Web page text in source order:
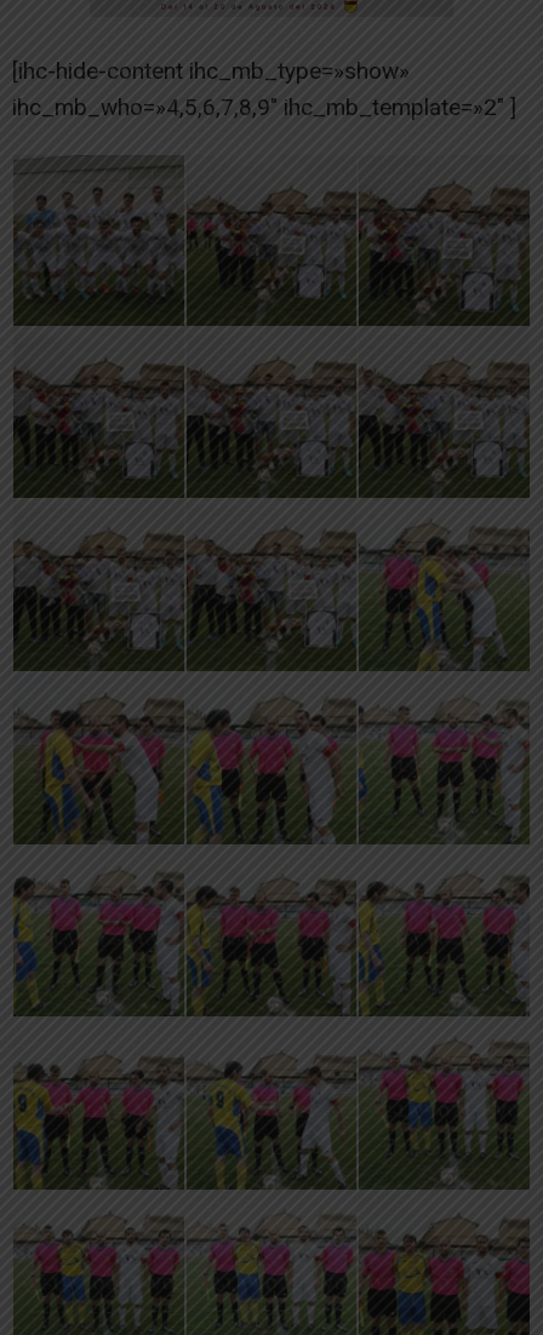
[ihc-hide-content ihc_mb_type=»show»
ihc_mb_who=»4,5,6,7,8,9″ ihc_mb_template=»2″ ]